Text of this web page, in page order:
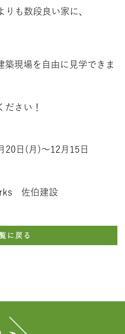
も数段良い家に、
築現場を自由に見学できま
ださい！
20日(月)～12月15日
佐伯建設
に戻る